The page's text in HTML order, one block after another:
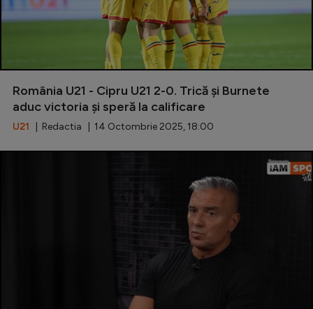
România U21 - Cipru U21 2-0. Trică și Burnete
aduc victoria și speră la calificare
U21 | Redactia | 14 Octombrie 2025, 18:00